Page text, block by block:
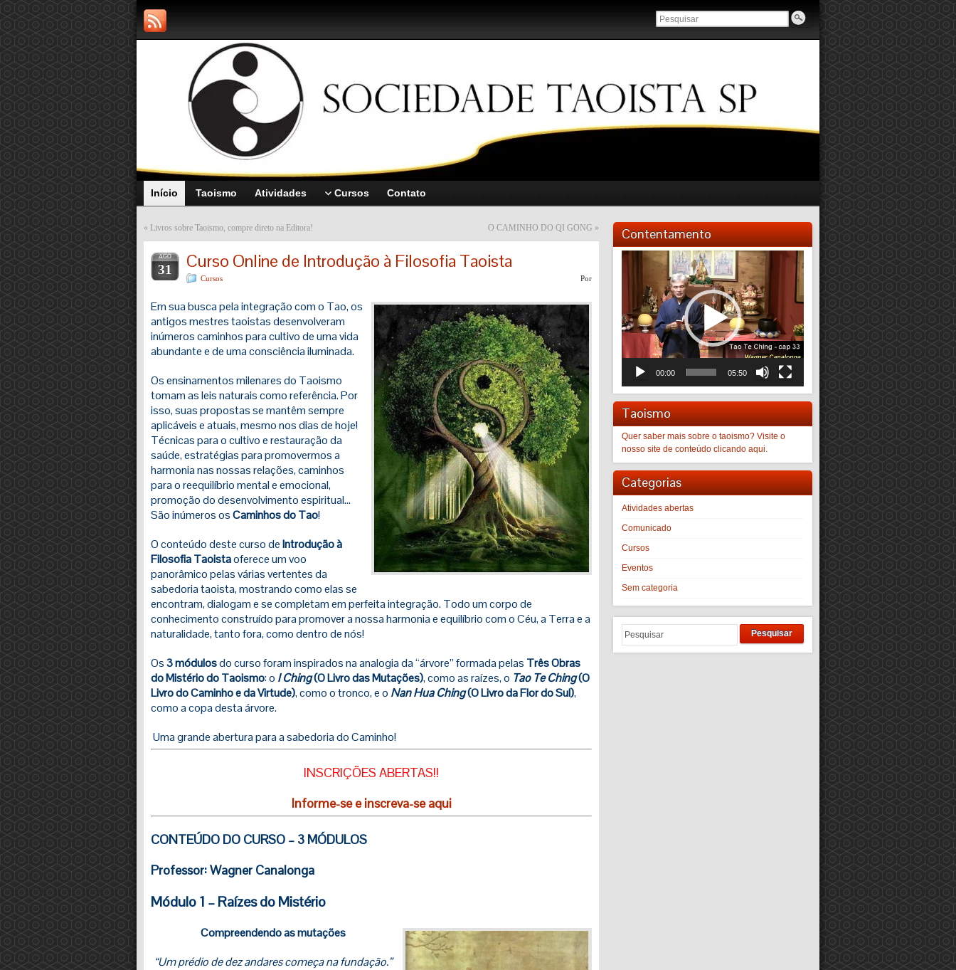
Início Taoismo Atividades Cursos Contato
« Livros sobre Taoismo, compre direto na Editora! O CAMINHO DO QI GONG »
AGO
31 Curso Online de Introdução à Filosofia Taoista
Cursos Por
Em sua busca pela integração com o Tao, os
antigos mestres taoistas desenvolveram
inúmeros caminhos para cultivo de uma vida
abundante e de uma consciência iluminada.
Os ensinamentos milenares do Taoismo
tomam as leis naturais como referência. Por
isso, suas propostas se mantêm sempre
aplicáveis e atuais, mesmo nos dias de hoje!
Técnicas para o cultivo e restauração da
saúde, estratégias para promovermos a
harmonia nas nossas relações, caminhos
para o reequilíbrio mental e emocional,
promoção do desenvolvimento espiritual…
São inúmeros osCaminhos do Tao!
O conteúdo deste curso deIntrodução à
Filosofia Taoistaoferece um voo
panorâmico pelas várias vertentes da
sabedoria taoista, mostrando como elas se
encontram, dialogam e se completam em perfeita integração. Todo um corpo de
conhecimento construído para promover a nossa harmonia e equilíbrio com o Céu, a Terra e a
naturalidade, tanto fora, como dentro de nós!
Os3 módulosdo curso foram inspirados na analogia da “árvore” formada pelas Três Obras
do Mistério do Taoismo: o I Ching(O Livro das Mutações), como as raízes, o Tao Te Ching(O
Livro do Caminho e da Virtude), como o tronco, e o Nan Hua Ching(O Livro da Flor do Sul),
como a copa desta árvore.
Uma grande abertura para a sabedoria do Caminho!
INSCRIÇÕES ABERTAS!!
Informe-se e inscreva-se aqui
CONTEÚDO DO CURSO – 3 MÓDULOS
Professor:Wagner Canalonga
Módulo 1 – Raízes do Mistério
Compreendendo as mutações
“Um prédio de dez andares começa na fundação.”
Contentamento
Tocador
00:00 05:50
Taoismo
Quer saber mais sobre o taoismo? Visite o
nosso site de conteúdo clicando aqui.
Categorias
Atividades abertas
Comunicado
Cursos
Eventos
Sem categoria
Pesquisar